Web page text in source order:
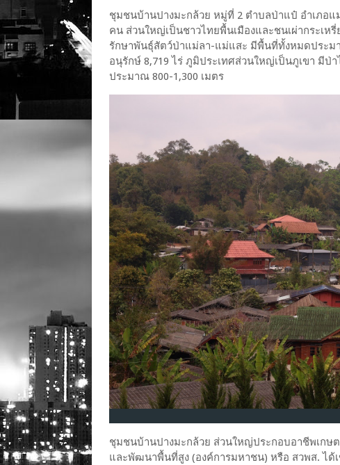
ชุมชนบ้านปางมะกล้วย หมู่ที่ 2 ตำบลป่าแป๋ อำเภอแ
คน ส่วนใหญ่เป็นชาวไทยพื้นเมืองและชนเผ่ากระเ
รักษาพันธุ์สัตว์ป่าแม่ลา-แม่แสะ มีพื้นที่ทั้งหมดประม
อนุรักษ์ 8,719 ไร่ ภูมิประเทศส่วนใหญ่เป็นภูเขา มี
ประมาณ 800-1,300 เมตร
ชุมชนบ้านปางมะกล้วย ส่วนใหญ่ประกอบอาชีพเกษ
และพัฒนาพื้นที่สูง (องค์การมหาชน) หรือ สวพส. ไ